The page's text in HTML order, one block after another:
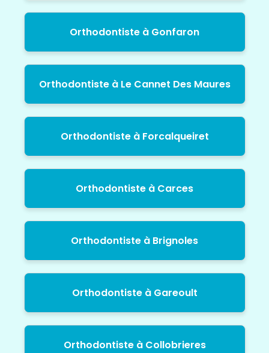
Orthodontiste à Gonfaron
Orthodontiste à Le Cannet Des Maures
Orthodontiste à Forcalqueiret
Orthodontiste à Carces
Orthodontiste à Brignoles
Orthodontiste à Gareoult
Orthodontiste à Collobrieres